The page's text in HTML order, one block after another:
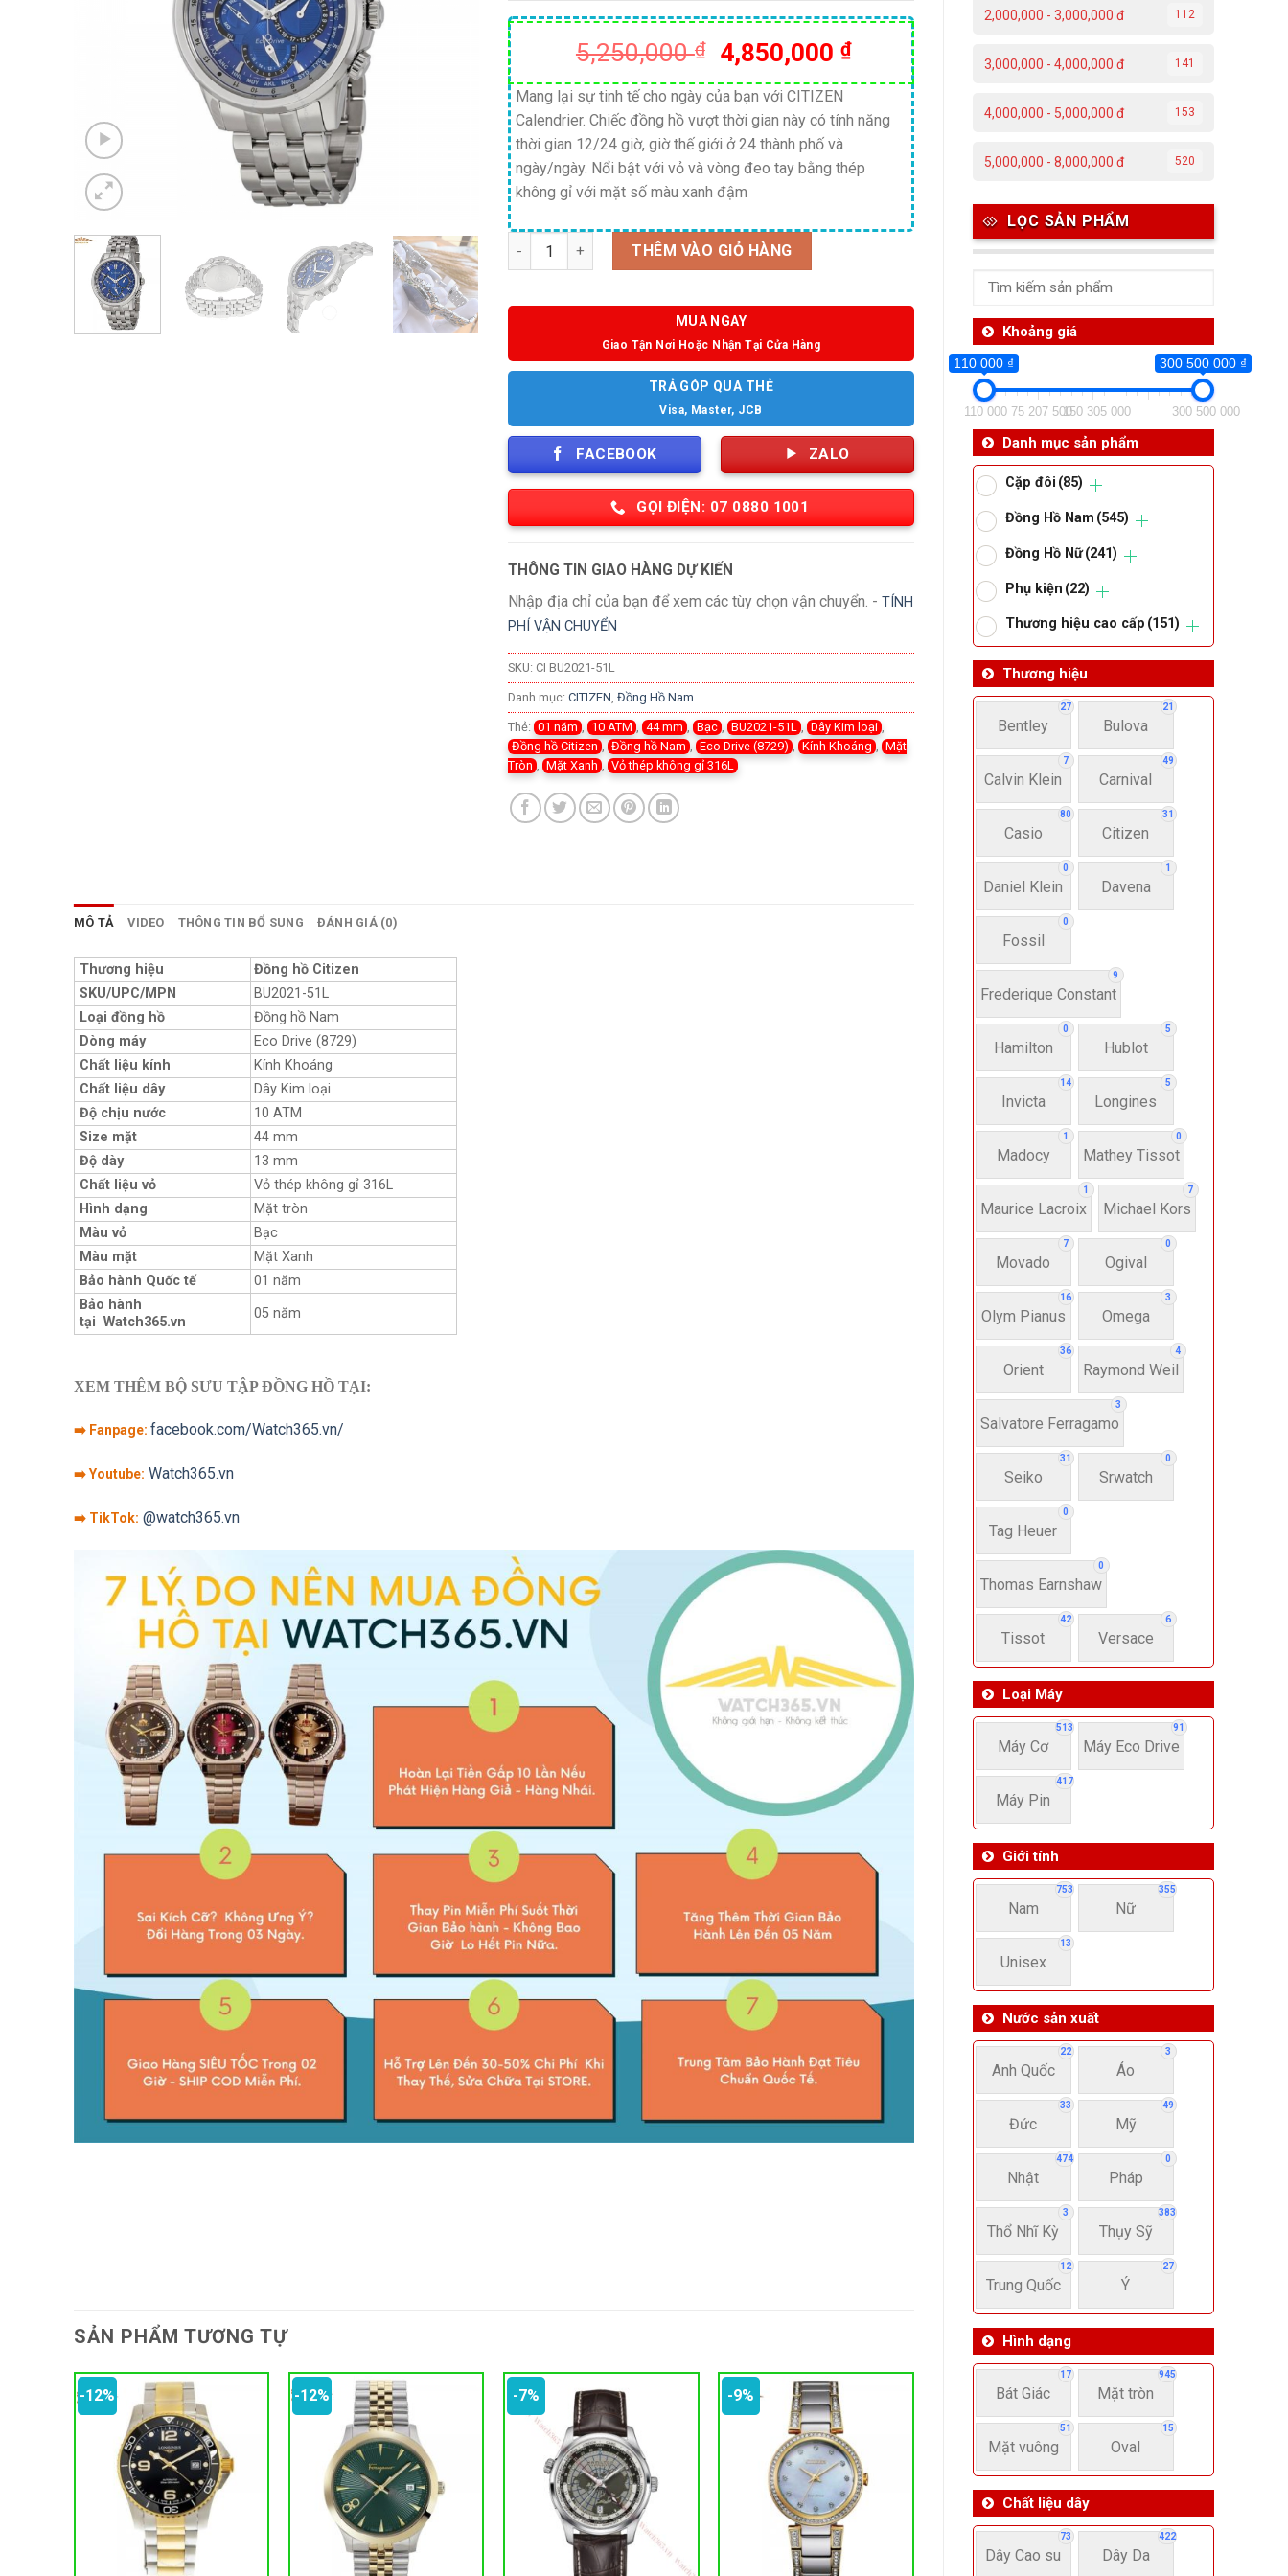
2,000,000 - 3,000,000 đ 112
3,000,000 - 4,000,000 đ 141
4,000,000 - 5,000,000 đ 153
5,000,000 - 8,000,000 đ 520
LỌC SẢN PHẨM
Khoảng giá
110 000 ₫ 300 500 000 ₫
110 000 75 207 500150 305 000 300 500 000
Danh mục sản phẩm
Cặp đôi (85)
Đồng Hồ Nam (545)
Đồng Hồ Nữ (241)
Phụ kiện (22)
Thương hiệu cao cấp (151)
Thương hiệu
27
Bentley
21
Bulova
7
Calvin Klein
49
Carnival
80
Casio
31
Citizen
0
Daniel Klein
1
Davena
0
Fossil
9
Frederique Constant
0
Hamilton
5
Hublot
14
Invicta
5
Longines
1
Madocy
0
Mathey Tissot
1
Maurice Lacroix
7
Michael Kors
7
Movado
0
Ogival
16
Olym Pianus
3
Omega
36
Orient
4
Raymond Weil
3
Salvatore Ferragamo
31
Seiko
0
Srwatch
0
Tag Heuer
0
Thomas Earnshaw
42
Tissot
6
Versace
Loại Máy
513
Máy Cơ
91
Máy Eco Drive
417
Máy Pin
Giới tính
753
Nam
355
Nữ
13
Unisex
Nước sản xuất
22
Anh Quốc
3
Áo
33
Đức
49
Mỹ
474
Nhật
0
Pháp
3
Thổ Nhĩ Kỳ
383
Thụy Sỹ
12
Trung Quốc
27
Ý
Hình dạng
17
Bát Giác
945
Mặt tròn
51
Mặt vuông
15
Oval
Chất liệu dây
73
Dây Cao su
422
Dây Da
5,250,000₫
Giá
gốc
là:
5,250,000 ₫.
4,850,000 ₫Giá
hiện
là:
4,850,000 ₫.
Mang lại sự tinh tế cho ngày của bạn với CITIZEN
Calendrier. Chiếc đồng hồ vượt thời gian này có tính năng
thời gian 12/24 giờ, giờ thế giới ở 24 thành phố và
ngày/ngày. Nổi bật với vỏ và vòng đeo tay bằng thép
không gỉ với mặt số màu xanh đậm
Số lượng THÊM VÀO GIỎ HÀNG
MUA NGAY
Giao Tận Nơi Hoặc Nhận Tại Cửa Hàng
TRẢ GÓP QUA THẺ
Visa, Master, JCB
FACEBOOK ZALO
GỌI ĐIỆN: 07 0880 1001
THÔNG TIN GIAO HÀNG DỰ KIẾN
Nhập địa chỉ của bạn để xem các tùy chọn vận chuyển. -TÍNH
PHÍ VẬN CHUYỂN
SKU: CI BU2021-51L
Danh mục:CITIZEN ,Đồng Hồ Nam
Thẻ: 01 năm , 10 ATM , 44 mm , Bạc , BU2021-51L , Dây Kim loại
Đồng hồ Citizen
, Đồng hồ Nam , Eco Drive (8729) , Kính Khoáng , Mặt
Tròn
, Mặt Xanh , Vỏ thép không gỉ 316L
MÔ TẢ VIDEO THÔNG TIN BỔ SUNG ĐÁNH GIÁ (0)
Thương hiệu
Đồng hồ Citizen
SKU/UPC/MPN
BU2021-51L
Loại đồng hồ
Đồng hồ Nam
Dòng máy
Eco Drive (8729)
Chất liệu kính
Kính Khoáng
Chất liệu dây
Dây Kim loại
Độ chịu nước
10 ATM
Size mặt
44 mm
Độ dày
13 mm
Chất liệu vỏ
Vỏ thép không gỉ 316L
Hình dạng
Mặt tròn
Màu vỏ
Bạc
Màu mặt
Mặt Xanh
Bảo hành Quốc tế
01 năm
Bảo hành
tại Watch365.vn
05 năm
XEM THÊM BỘ SƯU TẬP ĐỒNG HỒ TẠI:
➡️ Fanpage: facebook.com/Watch365.vn/
➡️ Youtube: Watch365.vn
➡️ TikTok: @watch365.vn
SẢN PHẨM TƯƠNG TỰ
-12% -12% -7% -9%